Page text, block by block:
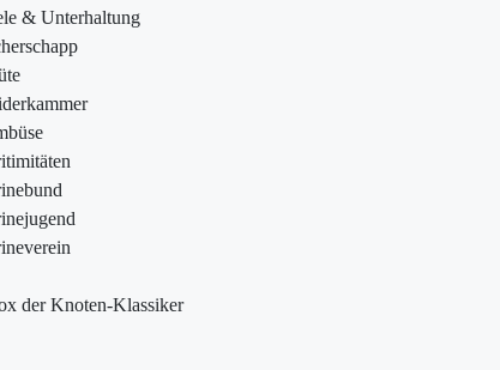
& Unterhaltung
der Knoten-Klassiker